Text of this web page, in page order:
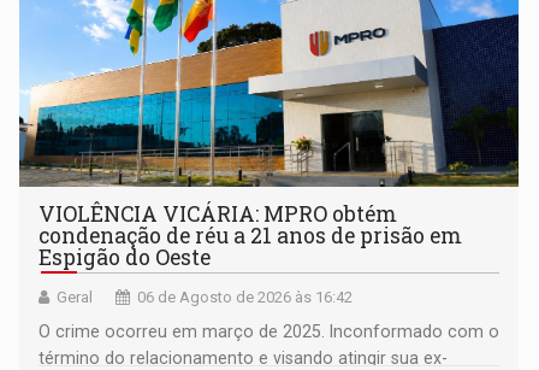
VIOLÊNCIA VICÁRIA: MPRO obtém
condenação de réu a 21 anos de prisão em
Espigão do Oeste
Geral 06 de Agosto de 2026 às 16:42
O crime ocorreu em março de 2025. Inconformado com o
término do relacionamento e visando atingir sua ex-